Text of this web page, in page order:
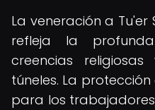
La veneración a Tu'er
refleja la
creencias
túneles. La
para los